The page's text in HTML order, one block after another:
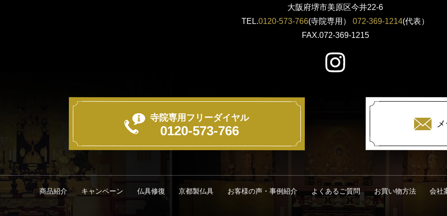
大阪府堺市美原区今井22-6
TEL.0120-573-766(寺院専用） 072-369-1214(代表）
FAX.072-369-1215
寺院専用フリーダイヤル
0120-573-766
商品紹介 キャンペーン 仏具修復 京都製仏具 お客様の声・事例紹介 よくあるご質問 お買い物方法 会社